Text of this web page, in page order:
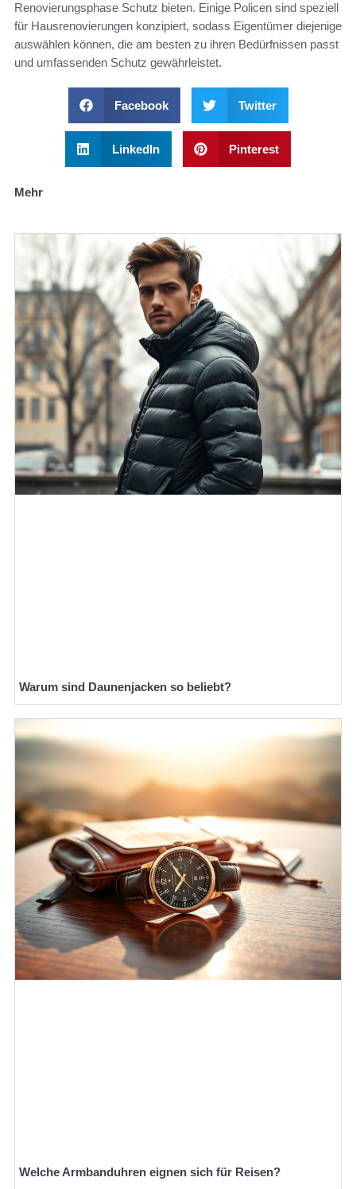
Renovierungsphase Schutz bieten. Einige Policen sind speziell
für Hausrenovierungen konzipiert, sodass Eigentümer diejenige
auswählen können, die am besten zu ihren Bedürfnissen passt
und umfassenden Schutz gewährleistet.
Facebook Twitter
LinkedIn Pinterest
Mehr
Warum sind Daunenjacken so beliebt?
Welche Armbanduhren eignen sich für Reisen?